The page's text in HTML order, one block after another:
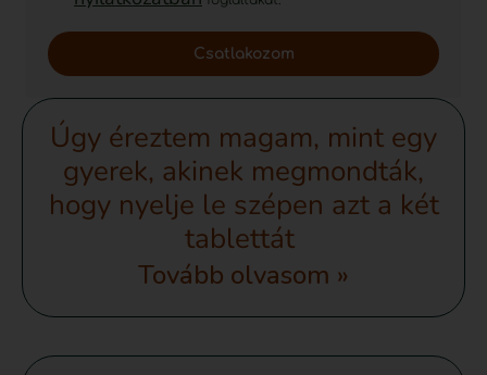
Csatlakozom
Úgy éreztem magam, mint egy
gyerek, akinek megmondták,
hogy nyelje le szépen azt a két
tablettát
Tovább olvasom »